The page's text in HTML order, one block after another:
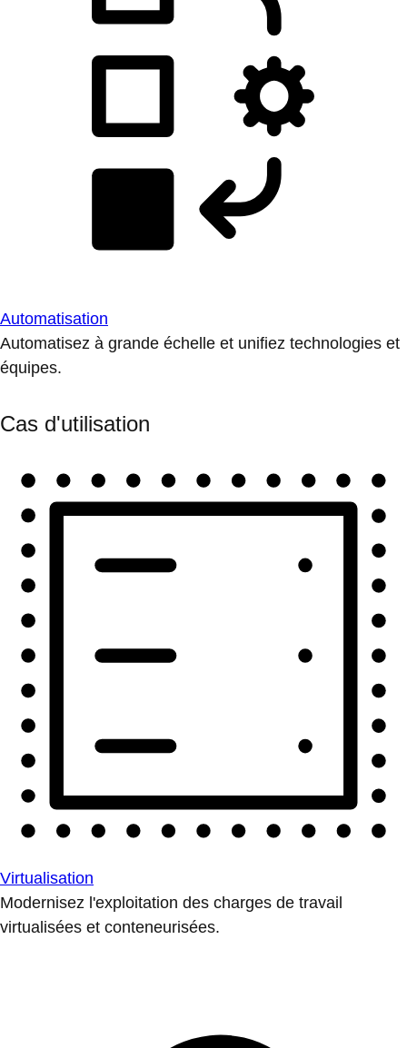
Automatisation
Automatisez à grande échelle et unifiez technologies et
équipes.
Cas d'utilisation
Virtualisation
Modernisez l'exploitation des charges de travail
virtualisées et conteneurisées.